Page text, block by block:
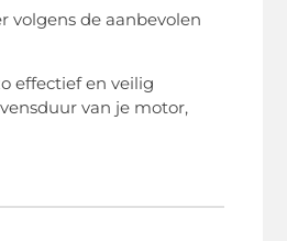
volgens de aanbevolen
effectief en veilig
van je motor,